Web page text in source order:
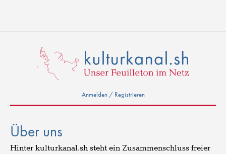
Anmelden / Registrieren
Über uns
Hinter kulturkanal.sh steht ein Zusammenschluss freier